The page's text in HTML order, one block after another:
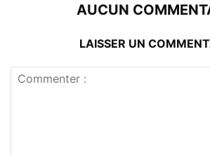
AUCUN
LAISSER UN